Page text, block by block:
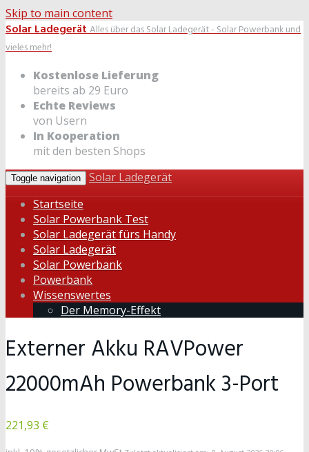
Skip to main content
Solar LadegerätAlles über das Solar Ladegerät - Solar Powerbank und
vieles mehr!
Kostenlose Lieferung
bereits ab 29 Euro
Echte Reviews
von Usern
In Kooperation
mit den besten Shops
Toggle navigation
Solar Ladegerät
Startseite
Solar Powerbank Test
Solar Ladegerät fürs Handy
Solar Ladegerät
Solar Powerbank
Powerbank
Wissenswertes
Der Memory-Effekt
Externer Akku RAVPower
22000mAh Powerbank 3-Port
221,93 €